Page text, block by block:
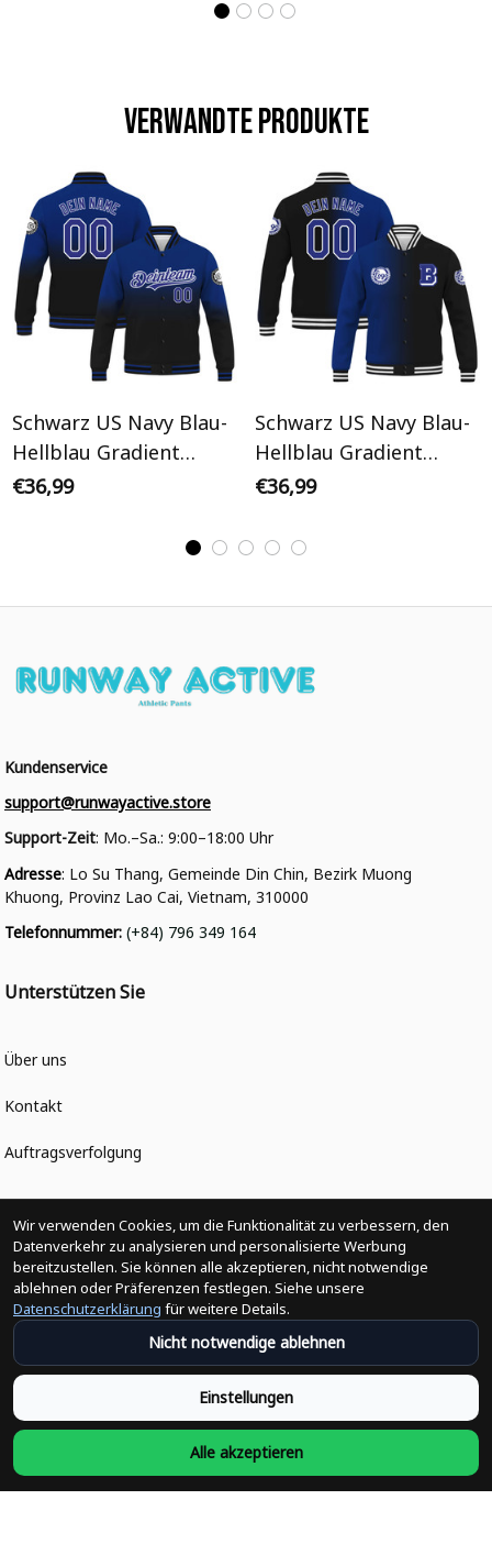
Verwandte Produkte
Schwarz US Navy Blau-
Hellblau Gradient
Personalisiertes Varsity
€36,99
Schwarz US Navy Blau-
Hellblau Gradient
Initiale Personalisiertes
€36,99
Kundenservice
support@runwayactive.store
Support-Zeit: Mo.–Sa.: 9:00–18:00 Uhr
Adresse: Lo Su Thang, Gemeinde Din Chin, Bezirk Muong
Khuong, Provinz Lao Cai, Vietnam, 310000
Telefonnummer: (+84) 796 349 164
Unterstützen Sie
Über uns
Kontakt
Auftragsverfolgung
Politiken
Änderungen der Bestellung
Versandpolitik
Rückerstattungsrichtlinie
Rückgabepolitik
Wir verwenden Cookies, um die Funktionalität zu verbessern, den
Datenverkehr zu analysieren und personalisierte Werbung
bereitzustellen. Sie können alle akzeptieren, nicht notwendige
ablehnen oder Präferenzen festlegen. Siehe unsere
Datenschutzerklärung für weitere Details.
Nicht notwendige ablehnen
Einstellungen
Alle akzeptieren